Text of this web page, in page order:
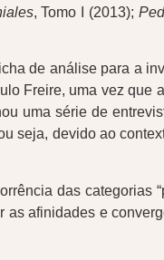
, Tomo I (2013);
de análise para a
Freire, uma vez que
uma série de
seja, devido ao
das categorias
afinidades e